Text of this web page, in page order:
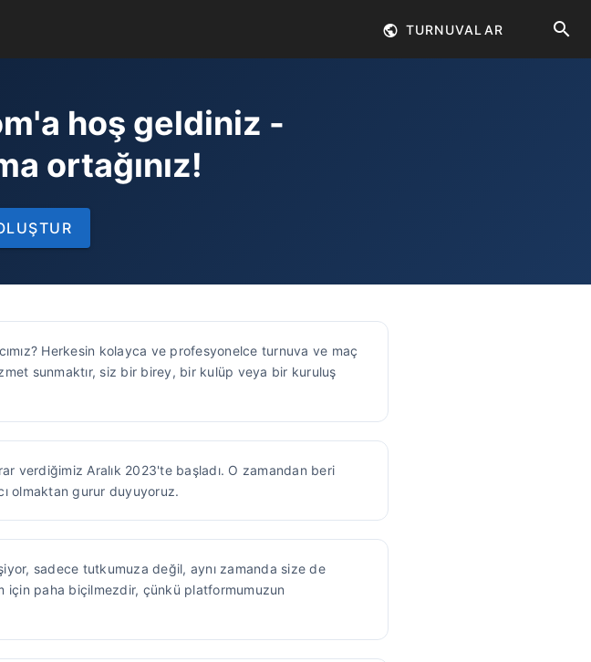
TURNUVALAR
hoş geldiniz -
ortağınız!
Herkesin kolayca ve profesyonelce turnuva ve maç
sunmaktır, siz bir birey, bir kulüp veya bir kuruluş
verdiğimiz Aralık 2023'te başladı. O zamandan beri
olmaktan gurur duyuyoruz.
sadece tutkumuza değil, aynı zamanda size de
paha biçilmezdir, çünkü platformumuzun